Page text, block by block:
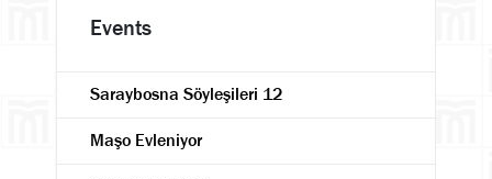
Events
Saraybosna Söyleşileri 12
Maşo Evleniyor